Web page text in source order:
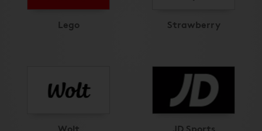
Lego Strawberry
Wolt JD Sports